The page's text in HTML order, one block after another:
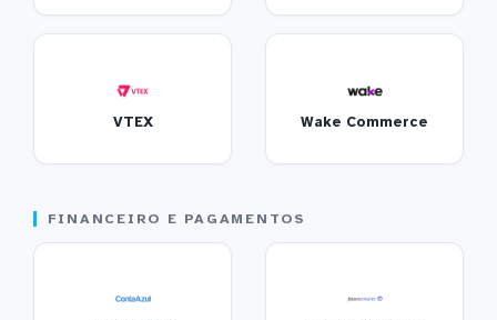
VTEX Wake Commerce
FINANCEIRO E PAGAMENTOS